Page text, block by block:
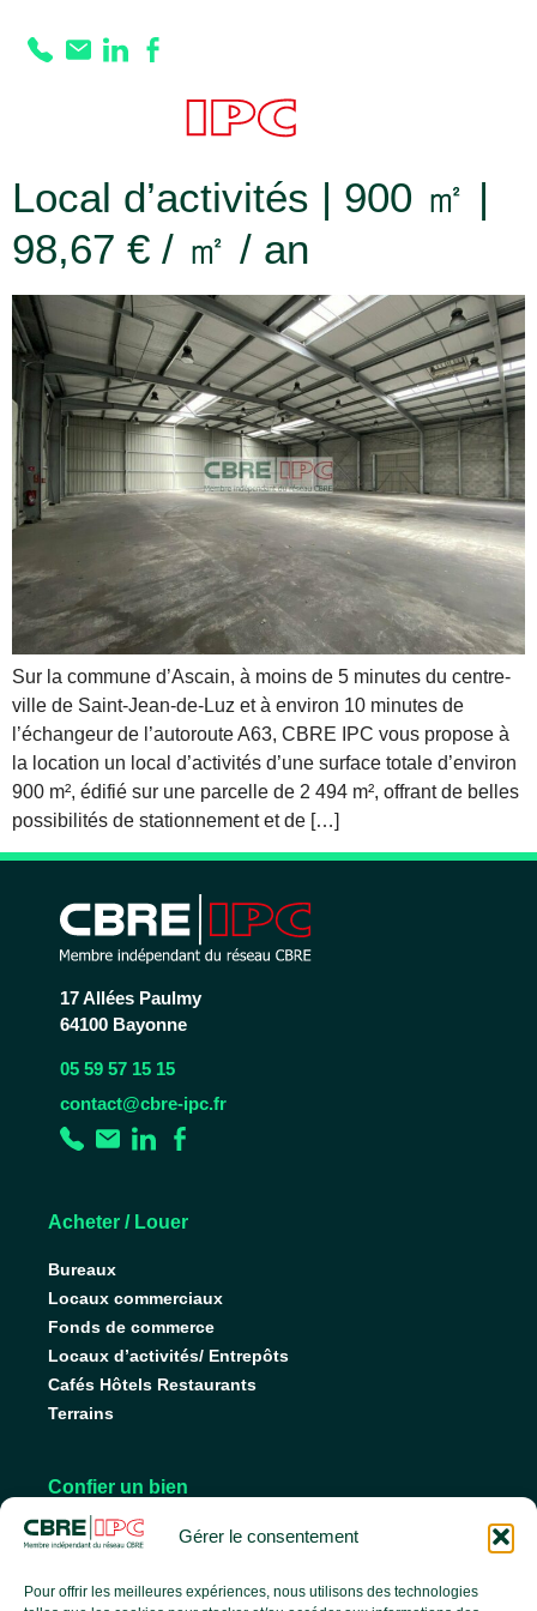
Gérer le consentement
Pour offrir les meilleures expériences, nous utilisons des technologies
Prestation :
Dalle quartzé
Local d’activités | 900 ㎡ |
98,67 € / ㎡ / an
Sur la commune d’Ascain, à moins de 5 minutes du centre-
ville de Saint-Jean-de-Luz et à environ 10 minutes de
l’échangeur de l’autoroute A63, CBRE IPC vous propose à
la location un local d’activités d’une surface totale d’environ
900 m², édifié sur une parcelle de 2 494 m², offrant de belles
possibilités de stationnement et de […]
17 Allées Paulmy
64100 Bayonne
05 59 57 15 15
contact@cbre-ipc.fr
Acheter / Louer
Bureaux
Locaux commerciaux
Fonds de commerce
Locaux d’activités/ Entrepôts
Cafés Hôtels Restaurants
Terrains
Confier un bien
Nos conseils pour vendre
Faire gérer son bien